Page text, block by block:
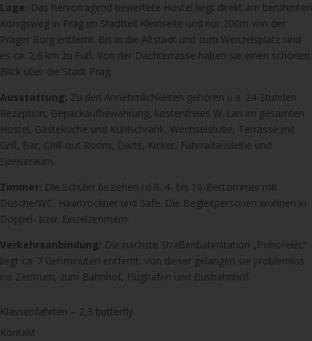
Lage: Das hervorragend bewertete Hostel liegt direkt am berühmten
Königsweg in Prag im Stadtteil Kleinseite und nur 200m von der
Prager Burg entfernt. Bis in die Altstadt und zum Wenzelsplatz sind
es ca. 2,6 km zu Fuß. Von der Dachterrasse haben sie einen schönen
Blick über die Stadt Prag.
Ausstattung: Zu den Annehmlichkeiten gehören u.a. 24-Stunden
Rezeption, Gepäckaufbewahrung, kostenfreies W-Lan im gesamten
Hostel, Gästeküche und Kühlschrank, Wechselstube, Terrasse mit
Grill, Bar, Chill-out Room, Darts, Kicker, Fahrradausleihe und
Speiseraum.
Zimmer: Die Schüler beziehen i.d.R. 4- bis 10-Bettzimmer mit
Dusche/WC, Haartrockner und Safe. Die Begleitpersonen wohnen in
Doppel- bzw. Einzelzimmern.
Verkehrsanbindung: Die nächste Straßenbahnstation „Pohořelec“
liegt ca. 7 Gehminuten entfernt. Von dieser gelangen sie problemlos
ins Zentrum, zum Bahnhof, Flughafen und Busbahnhof.
Klassenfahrten – 2,3 butterfly
Kontakt